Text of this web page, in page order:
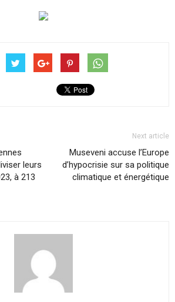
leurs
à 213
Next article
Museveni accuse l’Europe
d’hypocrisie sur sa politique
climatique et énergétique